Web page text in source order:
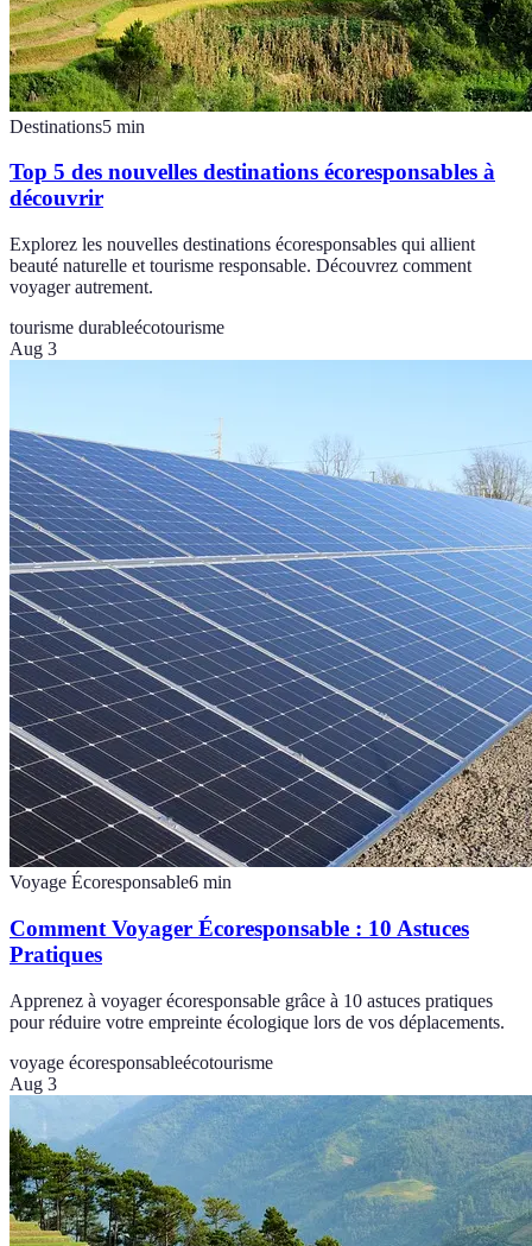
Destinations5 min
Top 5 des nouvelles destinations écoresponsables à
découvrir
Explorez les nouvelles destinations écoresponsables qui allient
beauté naturelle et tourisme responsable. Découvrez comment
voyager autrement.
tourisme durableécotourisme
Aug 3
Voyage Écoresponsable6 min
Comment Voyager Écoresponsable : 10 Astuces
Pratiques
Apprenez à voyager écoresponsable grâce à 10 astuces pratiques
pour réduire votre empreinte écologique lors de vos déplacements.
voyage écoresponsableécotourisme
Aug 3